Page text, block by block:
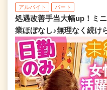
アルバイト パート
処遇改善手当大幅up！ミ
業ほぼなし♪無理なく続け